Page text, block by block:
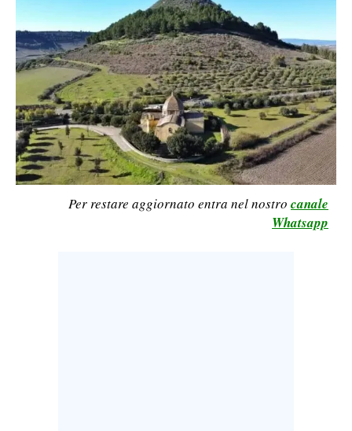
BANDI
SPORT IN SARDEGNA
SPORT
RISULTATI E CLASSIFICHE
CALCIO
CALCIO REGIONALE
Per restare aggiornato entra nel nostro canale
Whatsapp